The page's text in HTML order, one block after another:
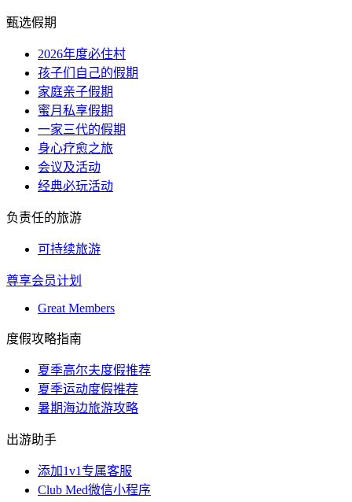
甄选假期
2026年度必住村
孩子们自己的假期
家庭亲子假期
蜜月私享假期
一家三代的假期
身心疗愈之旅
会议及活动
经典必玩活动
负责任的旅游
可持续旅游
尊享会员计划
Great Members
度假攻略指南
夏季高尔夫度假推荐
夏季运动度假推荐
暑期海边旅游攻略
出游助手
添加1v1专属客服
Club Med微信小程序